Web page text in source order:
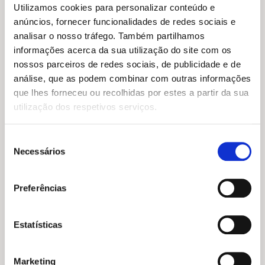
Utilizamos cookies para personalizar conteúdo e
anúncios, fornecer funcionalidades de redes sociais e
analisar o nosso tráfego. Também partilhamos
informações acerca da sua utilização do site com os
nossos parceiros de redes sociais, de publicidade e de
análise, que as podem combinar com outras informações
que lhes forneceu ou recolhidas por estes a partir da sua
utilização dos respetivos serviços.
Necessários
Preferências
Estatísticas
Marketing
15,95
preço
original
era:
14,36€
preço
atual
é:
O Teu Corpo de Rapaz É
Fixe
Cristina Torrón
12,19€O
preço
original
era:
10,97€O
preço
atual
é:
Coisas de Rapariga: Ser
Adolescente
Lizzie Cox, Damien Weighill